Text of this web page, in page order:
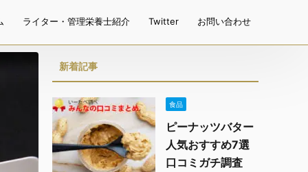
ライター・管理栄養士紹介 Twitter お問い合わせ
新着記事
食品
ピーナッツバター
人気おすすめ7選
口コミガチ調査